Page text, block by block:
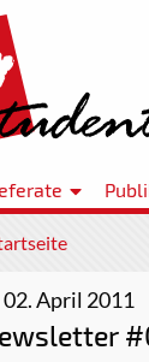
April 2011